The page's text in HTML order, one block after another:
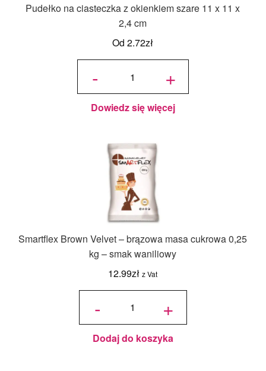
Pudełko na ciasteczka z okienkiem szare 11 x 11 x
2,4 cm
Od2.72zł
-
ilość
ciasteczka
z
okienkiem
szare 11 x
11 x 2,4
+
Dowiedz się więcej
Smartflex Brown Velvet – brązowa masa cukrowa 0,25
kg – smak waniliowy
12.99zł z Vat
-
ilość
Velvet –
brązowa
masa
cukrowa
0,25 kg –
waniliowy
+
Dodaj do koszyka